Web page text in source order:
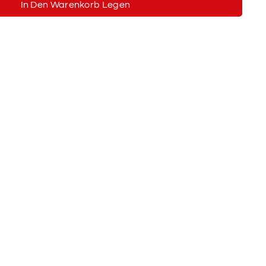
In Den Warenkorb Legen